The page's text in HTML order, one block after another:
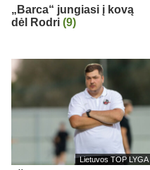
„Barca“ jungiasi į kovą
dėl Rodri (9)
Lietuvos TOP LYGA